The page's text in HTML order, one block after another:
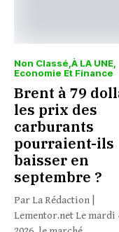
Non Classé À LA UNE
Economie Et Finance
Brent à 79
les prix des
carburants
pourraient-ils
baisser en
septembre ?
Par La Rédaction |
Lementor.net Le mardi